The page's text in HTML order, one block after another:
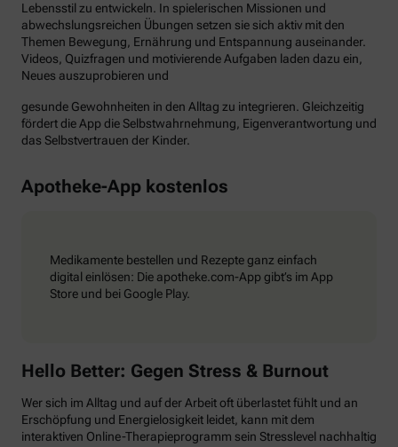
Lebensstil zu entwickeln. In spielerischen Missionen und
abwechslungsreichen Übungen setzen sie sich aktiv mit den
Themen Bewegung, Ernährung und Entspannung auseinander.
Videos, Quizfragen und motivierende Aufgaben laden dazu ein,
Neues auszuprobieren und
gesunde Gewohnheiten in den Alltag zu integrieren. Gleichzeitig
fördert die App die Selbstwahrnehmung, Eigenverantwortung und
das Selbstvertrauen der Kinder.
Apotheke-App kostenlos
Medikamente bestellen und Rezepte ganz einfach
digital einlösen: Die apotheke.com-App gibt’s im App
Store und bei Google Play.
Hello Better: Gegen Stress & Burnout
Wer sich im Alltag und auf der Arbeit oft überlastet fühlt und an
Erschöpfung und Energielosigkeit leidet, kann mit dem
interaktiven Online-Therapieprogramm sein Stresslevel nachhaltig